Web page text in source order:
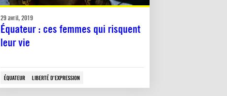
29 avril, 2019
Équateur : ces femmes qui risquent
leur vie
ÉQUATEUR LIBERTÉ D'EXPRESSION